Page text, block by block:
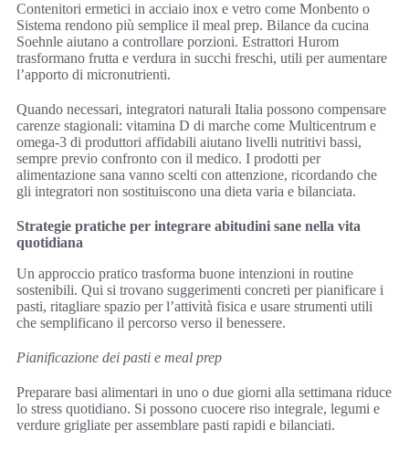
Contenitori ermetici in acciaio inox e vetro come Monbento o
Sistema rendono più semplice il meal prep. Bilance da cucina
Soehnle aiutano a controllare porzioni. Estrattori Hurom
trasformano frutta e verdura in succhi freschi, utili per aumentare
l’apporto di micronutrienti.
Quando necessari, integratori naturali Italia possono compensare
carenze stagionali: vitamina D di marche come Multicentrum e
omega-3 di produttori affidabili aiutano livelli nutritivi bassi,
sempre previo confronto con il medico. I prodotti per
alimentazione sana vanno scelti con attenzione, ricordando che
gli integratori non sostituiscono una dieta varia e bilanciata.
Strategie pratiche per integrare abitudini sane nella vita
quotidiana
Un approccio pratico trasforma buone intenzioni in routine
sostenibili. Qui si trovano suggerimenti concreti per pianificare i
pasti, ritagliare spazio per l’attività fisica e usare strumenti utili
che semplificano il percorso verso il benessere.
Pianificazione dei pasti e meal prep
Preparare basi alimentari in uno o due giorni alla settimana riduce
lo stress quotidiano. Si possono cuocere riso integrale, legumi e
verdure grigliate per assemblare pasti rapidi e bilanciati.